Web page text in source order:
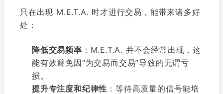
只在出现 M.E.T.A. 时才进行交易，能带来诸多好
处：
降低交易频率 ：M.E.T.A. 并不会经常出现，这
能有效避免因“为交易而交易”导致的无谓亏
损。
提升专注度和纪律性 ：等待高质量的信号能培